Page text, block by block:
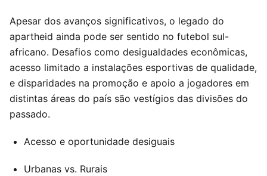
Apesar dos avanços significativos, o legado do
apartheid ainda pode ser sentido no futebol sul-
africano. Desafios como desigualdades econômicas,
acesso limitado a instalações esportivas de qualidade,
e disparidades na promoção e apoio a jogadores em
distintas áreas do país são vestígios das divisões do
passado.
Acesso e oportunidade desiguais
Urbanas vs. Rurais